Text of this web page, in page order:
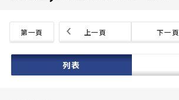
第一頁 上一頁 下一頁
列表